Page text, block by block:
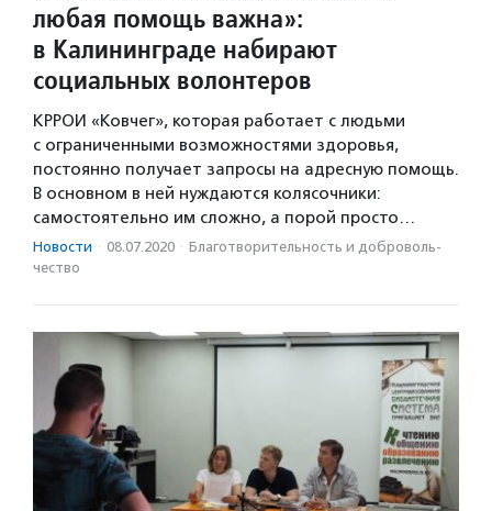
любая помощь важна»:
в Калининграде набирают
социальных волонтеров
КРРОИ «Ковчег», которая работает с людьми
с ограниченными возможностями здоровья,
постоянно получает запросы на адресную помощь.
В основном в ней нуждаются колясочники:
самостоятельно им сложно, а порой просто…
Новости · 08.07.2020 · Благотвори­тель­ность и доброволь­
чест­во